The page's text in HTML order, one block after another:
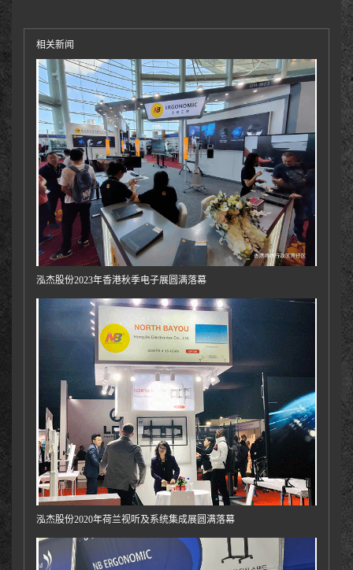
相关新闻
泓杰股份2023年香港秋季电子展圆满落幕
泓杰股份2020年荷兰视听及系统集成展圆满落幕